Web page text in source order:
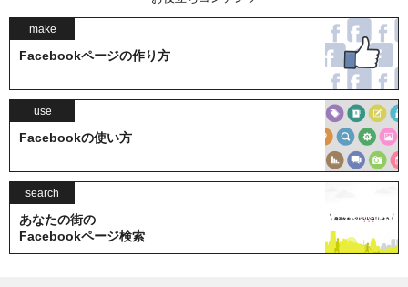
make
Facebookページの作り方
use
Facebookの使い方
search
あなたの街の
Facebookページ検索